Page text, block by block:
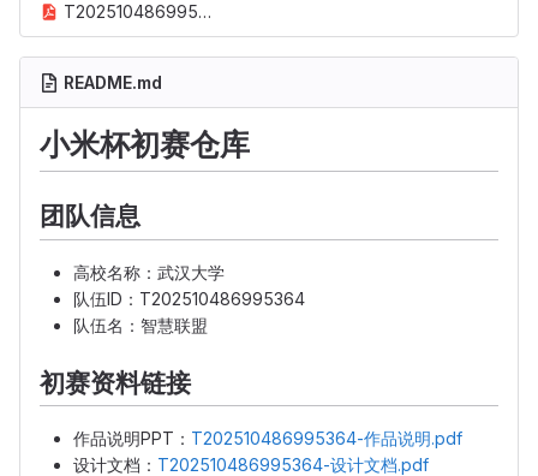
T202510486995364-设计文档.pdf
README.md
小米杯初赛仓库
团队信息
高校名称：武汉大学
队伍ID：T202510486995364
队伍名：智慧联盟
初赛资料链接
作品说明PPT： T202510486995364-作品说明.pdf
设计文档： T202510486995364-设计文档.pdf